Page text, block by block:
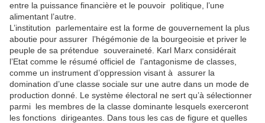
entre la puissance financière et le pouvoir politique, l’une
alimentant l’autre.
L’institution parlementaire est la forme de gouvernement la plus
aboutie pour assurer l’hégémonie de la bourgeoisie et priver le
peuple de sa prétendue souveraineté. Karl Marx considérait
l’Etat comme le résumé officiel de l’antagonisme de classes,
comme un instrument d’oppression visant à assurer la
domination d’une classe sociale sur une autre dans un mode de
production donné. Le système électoral ne sert qu’à sélectionner
parmi les membres de la classe dominante lesquels exerceront
les fonctions dirigeantes. Dans tous les cas de figure et quelles